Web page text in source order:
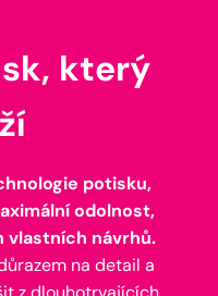
který
potisku,
odolnost,
vlastních návrhů.
na detail a